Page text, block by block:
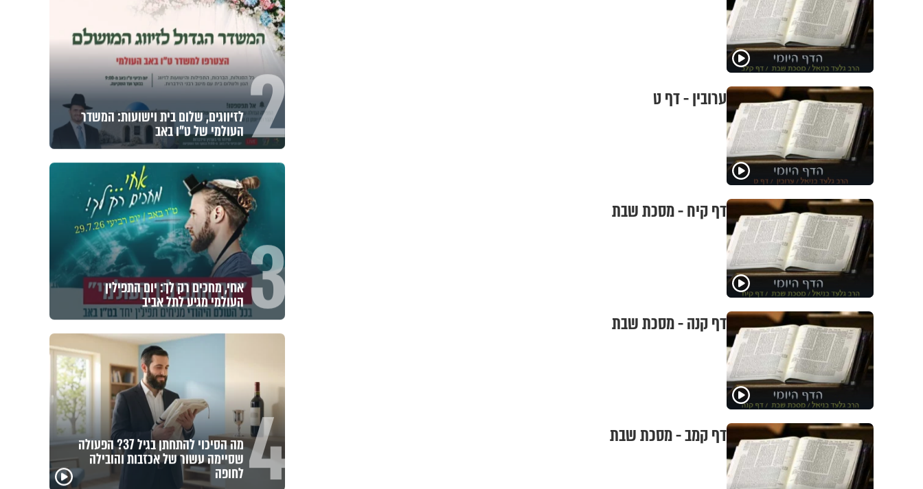
ערובין - דף ט
דף קיח - מסכת שבת
דף קנה - מסכת שבת
דף קמב - מסכת שבת
2 לזיווגים, שלום בית וישועות: המשדר
העולמי של ט"ו באב
3 אחי, מחכים רק לך: יום התפילין
העולמי מגיע לתל אביב
4 מה הסיכוי להתחתן בגיל 37? הפעולה
שסיימה עשור של אכזבות והובילה
לחופה
גם השולחן שבת שאתם